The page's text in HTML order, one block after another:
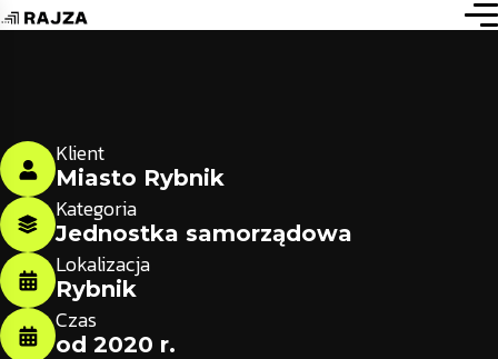
Klient
Miasto Rybnik
Kategoria
Jednostka samorządowa
Lokalizacja
Rybnik
Czas
od 2020 r.